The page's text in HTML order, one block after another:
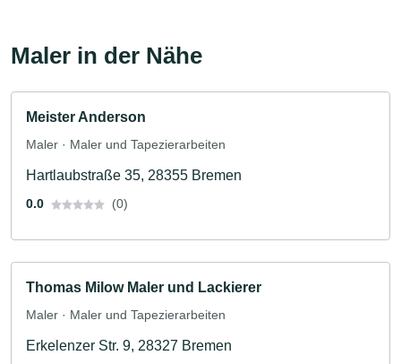
Maler in der Nähe
Meister Anderson
Maler · Maler und Tapezierarbeiten
Hartlaubstraße 35, 28355 Bremen
0.0 (0)
Thomas Milow Maler und Lackierer
Maler · Maler und Tapezierarbeiten
Erkelenzer Str. 9, 28327 Bremen